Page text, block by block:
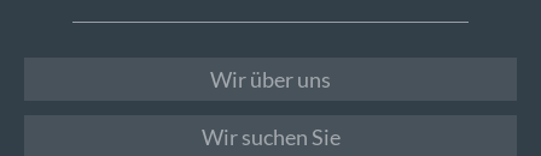
Wir über uns
Wir suchen Sie